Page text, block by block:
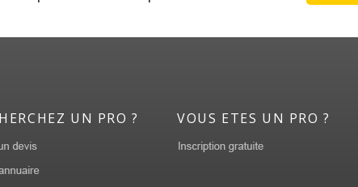
UN PRO ? VOUS ETES UN PRO ?